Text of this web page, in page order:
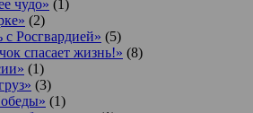
чудо» (1)
(2)
Росгвардией» (5)
спасает жизнь!» (8)
(1)
(3)
(1)